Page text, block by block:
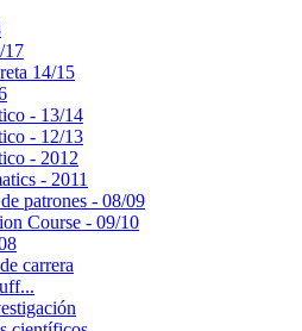
17
14/15
- 13/14
- 12/13
- 2012
- 2011
patrones - 08/09
Course - 09/10
carrera